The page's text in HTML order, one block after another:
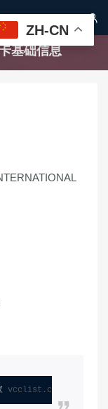

基础信息
vcclist.com
ZH-CN